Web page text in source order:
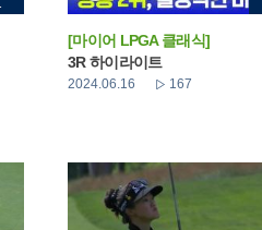
[마이어 LPGA 클래식]
3R 하이라이트
2024.06.16 167